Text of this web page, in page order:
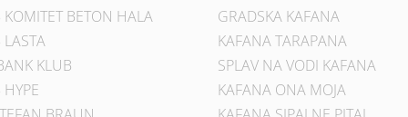
BETON HALA
KLUB
GRADSKA KAFANA
KAFANA TARAPANA
SPLAV NA VODI KAFANA
KAFANA ONA MOJA